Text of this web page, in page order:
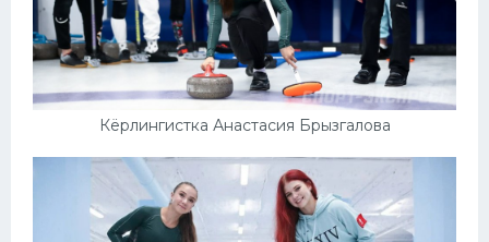
Кёрлингистка Анастасия Брызгалова